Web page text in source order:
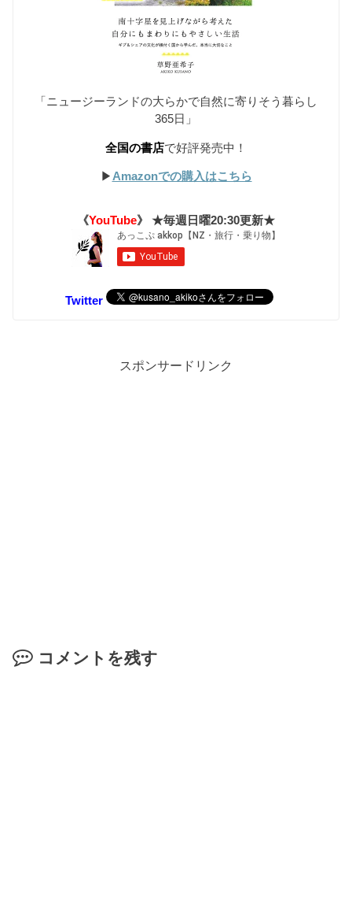
「ニュージーランドの大らかで自然に寄りそう暮らし
365日」
全国の書店で好評発売中！
▶︎Amazonでの購入はこちら
《YouTube》 ★毎週日曜20:30更新★
Twitter
スポンサードリンク
コメントを残す